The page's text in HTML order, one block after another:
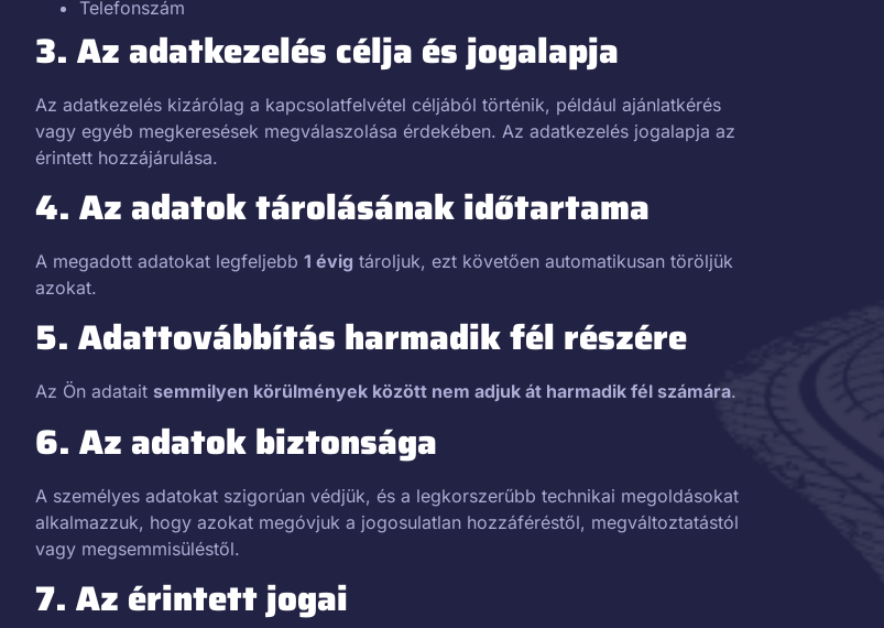
Telefonszám
3. Az adatkezelés célja és jogalapja
Az adatkezelés kizárólag a kapcsolatfelvétel céljából történik, például ajánlatkérés
vagy egyéb megkeresések megválaszolása érdekében. Az adatkezelés jogalapja az
érintett hozzájárulása.
4. Az adatok tárolásának időtartama
A megadott adatokat legfeljebb 1 évig tároljuk, ezt követően automatikusan töröljük
azokat.
5. Adattovábbítás harmadik fél részére
Az Ön adatait semmilyen körülmények között nem adjuk át harmadik fél számára.
6. Az adatok biztonsága
A személyes adatokat szigorúan védjük, és a legkorszerűbb technikai megoldásokat
alkalmazzuk, hogy azokat megóvjuk a jogosulatlan hozzáféréstől, megváltoztatástól
vagy megsemmisüléstől.
7. Az érintett jogai